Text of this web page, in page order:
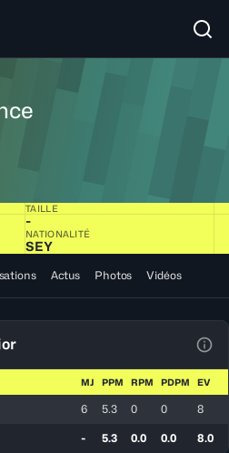
TAILLE
-
NATIONALITÉ
SEY
Actus Photos Vidéos
MJ PPM RPM PDPM EV
6 5.3 0 0 8
- 5.3 0.0 0.0 8.0